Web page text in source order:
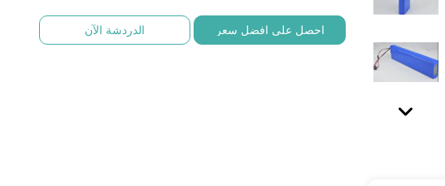
احصل على افضل سعر الدردشة الآن